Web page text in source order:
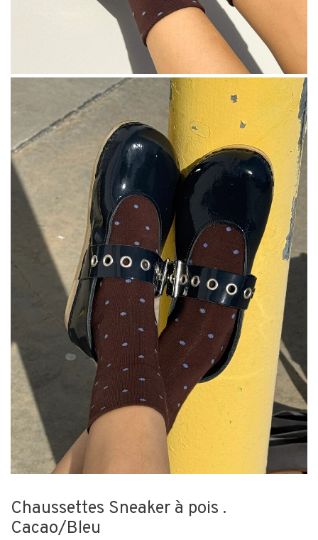
Chaussettes Sneaker à pois .
Cacao/Bleu